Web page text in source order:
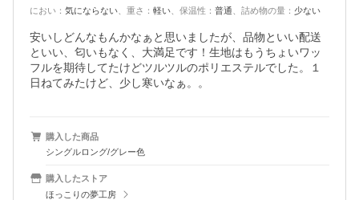
におい ： 気にならない 重さ ： 軽い 保温性 ： 普通 詰め物の量 ： 少ない
安いしどんなもんかなぁと思いましたが、品物といい配送
といい、匂いもなく、大満足です！生地はもうちょいワッ
フルを期待してたけどツルツルのポリエステルでした。１
日ねてみたけど、少し寒いなぁ。。
購入した商品
シングルロング/グレー色
購入したストア
ほっこりの夢工房